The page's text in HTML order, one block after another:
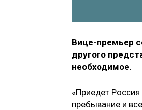
Вице-премьер
другого
необходимое.
«Приедет
пребывание и